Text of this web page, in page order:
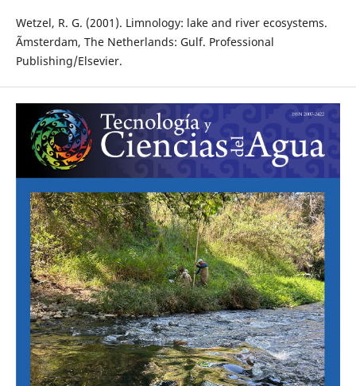
Wetzel, R. G. (2001). Limnology: lake and river ecosystems.
Ãmsterdam, The Netherlands: Gulf. Professional
Publishing/Elsevier.